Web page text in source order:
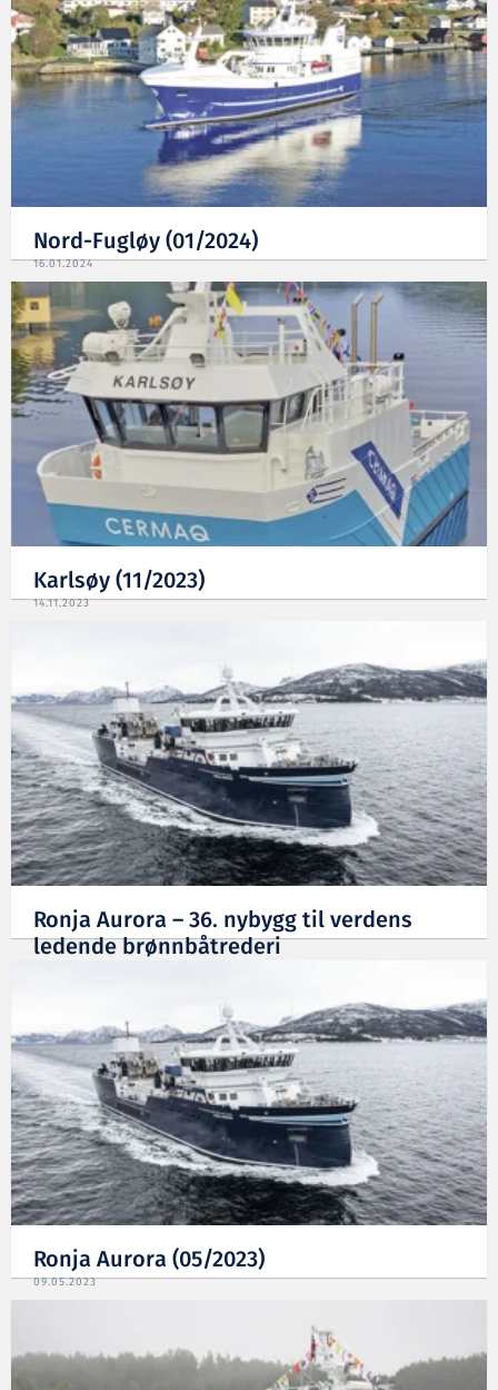
Nord-Fugløy (01/2024)
16.01.2024
Karlsøy (11/2023)
14.11.2023
Ronja Aurora – 36. nybygg til verdens
ledende brønnbåtrederi
Ronja Aurora (05/2023)
09.05.2023